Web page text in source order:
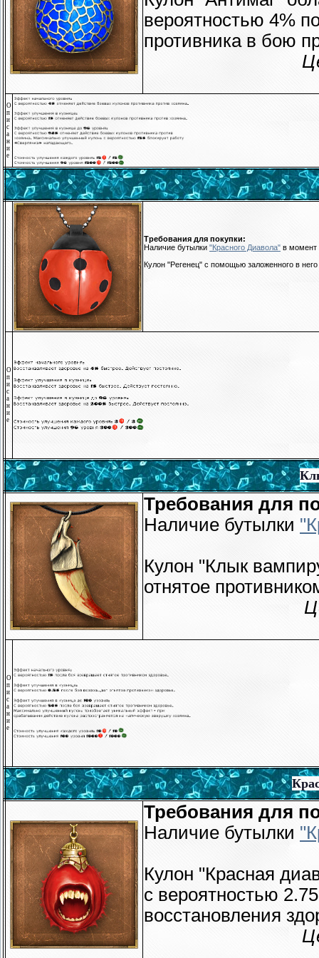
вероятностью 4%
противника в бою
О
п
и
с
а
н
и
е
Требования для покупки:
Наличие бутылки "Красного Диавола" в момент
Кулон "Регенец" с помощью заложенного в
О
п
и
с
а
н
и
е
Требования для
Наличие бутылки
Кулон "Клык
отнятое
О
п
и
с
а
н
и
е
Требования для
Наличие бутылки
Кулон "Красная
с вероятностью
восстановления